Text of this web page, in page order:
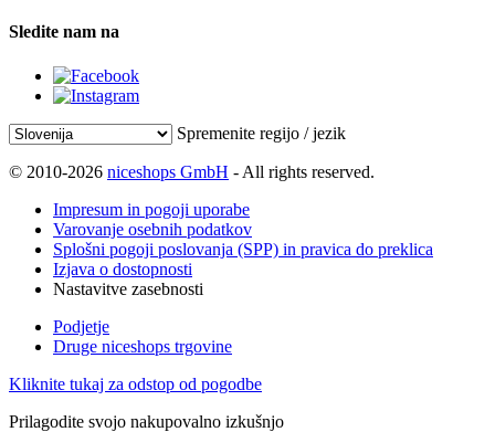
Sledite nam na
Spremenite regijo / jezik
© 2010-2026 niceshops GmbH - All rights reserved.
Impresum in pogoji uporabe
Varovanje osebnih podatkov
Splošni pogoji poslovanja (SPP) in pravica do preklica
Izjava o dostopnosti
Nastavitve zasebnosti
Podjetje
Druge niceshops trgovine
Kliknite tukaj za odstop od pogodbe
Prilagodite svojo nakupovalno izkušnjo